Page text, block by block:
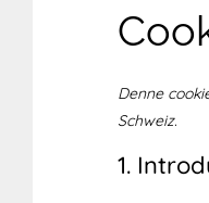
Denne
Schweiz.
1.